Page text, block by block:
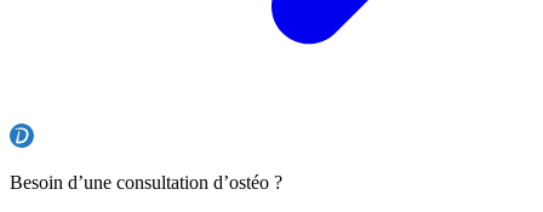
Besoin d’une consultation d’ostéo ?